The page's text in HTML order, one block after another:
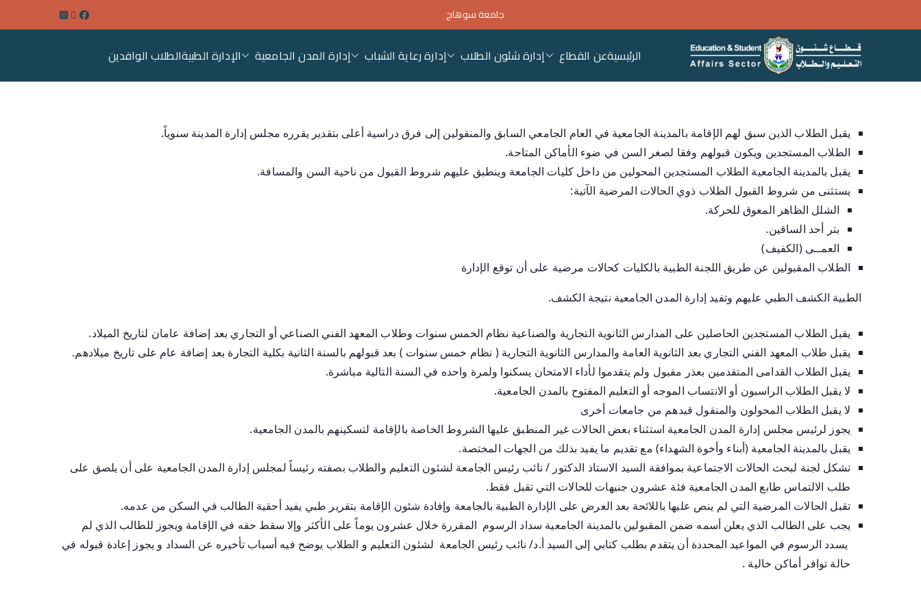
جامعة سوهاج
قطاع شئون التعليم والطلاب – جامعة سوهاج
الرئيسيةعن القطاع إدارة شئون الطلاب إدارة رعاية الشباب إدارة المدن الجامعية الإدارة الطبيةالطلاب الوافدين
يقبل الطلاب الذين سبق لهم الإقامة بالمدينة الجامعية في العام الجامعي السابق والمنقولين إلى فرق دراسية أعلى بتقدير يقرره مجلس إدارة المدينة سنوياً.
الطلاب المستجدين ويكون قبولهم وفقا لصغر السن في ضوء الأماكن المتاحة.
يقبل بالمدينة الجامعية الطلاب المستجدين المحولين من داخل كليات الجامعة وينطبق عليهم شروط القبول من ناحية السن والمسافة.
يستثنى من شروط القبول الطلاب ذوي الحالات المرضية الآتية:
الشلل الظاهر المعوق للحركة.
بتر أحد الساقين.
العمــى (الكفيف)
الطلاب المقبولين عن طريق اللجنة الطبية بالكليات كحالات مرضية على أن توقع الإدارة
الطبية الكشف الطبي عليهم وتفيد إدارة المدن الجامعية نتيجة الكشف.
يقبل الطلاب المستجدين الحاصلين على المدارس الثانوية التجارية والصناعية نظام الخمس سنوات وطلاب المعهد الفني الصناعي أو التجاري بعد إضافة عامان لتاريخ الميلاد.
يقبل طلاب المعهد الفني التجاري بعد الثانوية العامة والمدارس الثانوية التجارية ( نظام خمس سنوات ) بعد قبولهم بالسنة الثانية بكلية التجارة بعد إضافة عام على تاريخ ميلادهم.
يقبل الطلاب القدامى المتقدمين بعذر مقبول ولم يتقدموا لأداء الامتحان يسكنوا ولمرة واحده في السنة التالية مباشرة.
لا يقبل الطلاب الراسبون أو الانتساب الموجه أو التعليم المفتوح بالمدن الجامعية.
لا يقبل الطلاب المحولون والمنقول قيدهم من جامعات أخرى
يجوز لرئيس مجلس إدارة المدن الجامعية استثناء بعض الحالات غير المنطبق عليها الشروط الخاصة بالإقامة لتسكينهم بالمدن الجامعية.
يقبل بالمدينة الجامعية (أبناء وأخوة الشهداء) مع تقديم ما يفيد بذلك من الجهات المختصة.
تشكل لجنة لبحث الحالات الاجتماعية بموافقة السيد الاستاذ الدكتور / نائب رئيس الجامعة لشئون التعليم والطلاب بصفته رئيساً لمجلس إدارة المدن الجامعية على أن يلصق على
طلب الالتماس طابع المدن الجامعية فئة عشرون جنيهات للحالات التي تقبل فقط.
تقبل الحالات المرضية التي لم ينص عليها باللائحة بعد العرض على الإدارة الطبية بالجامعة وإفادة شئون الإقامة بتقرير طبي يفيد أحقية الطالب في السكن من عدمه.
يجب على الطالب الذي يعلن أسمه ضمن المقبولين بالمدينة الجامعية سداد الرسوم المقررة خلال عشرون يوماً على الأكثر وإلا سقط حقه في الإقامة ويجوز للطالب الذي لم
يسدد الرسوم في المواعيد المحددة أن يتقدم بطلب كتابي إلى السيد أ.د/ نائب رئيس الجامعة لشئون التعليم و الطلاب يوضح فيه أسباب تأخيره عن السداد و يجوز إعادة قبوله في
حالة توافر أماكن خالية .